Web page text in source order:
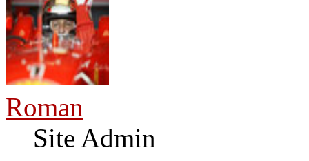
Roman
Site Admin